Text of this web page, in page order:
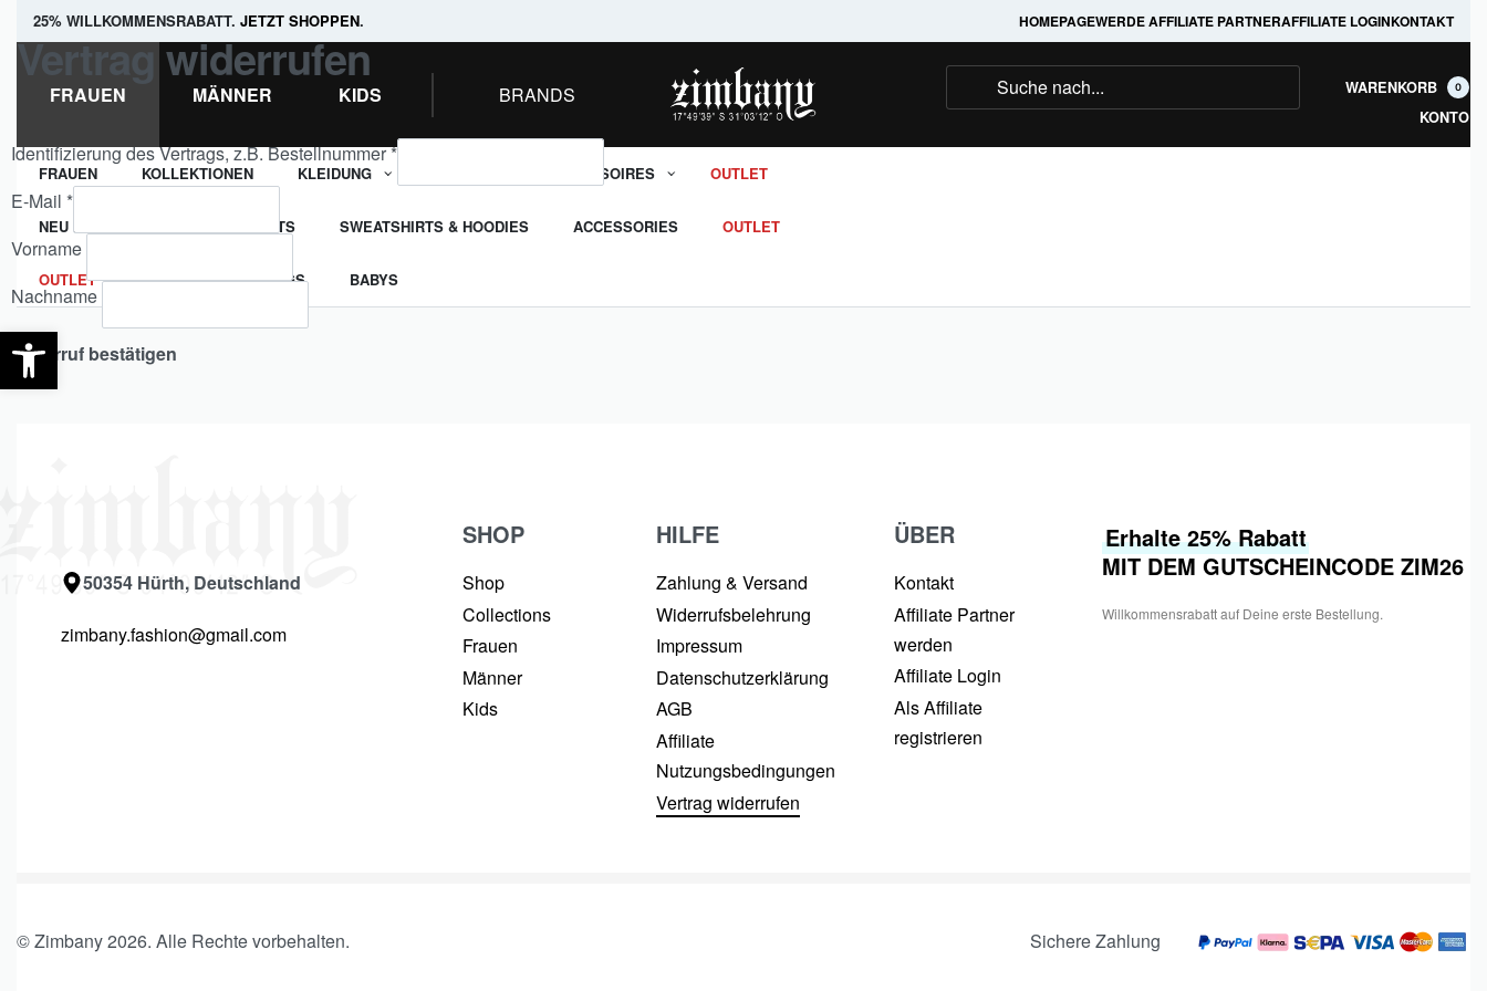
25% WILLKOMMENSRABATT. JETZT SHOPPEN. HOMEPAGEWERDE AFFILIATE PARTNERAFFILIATE LOGINKONTAKT
FRAUEN MÄNNER KIDS BRANDS WARENKORB 0
KONTO
FRAUEN KOLLEKTIONEN KLEIDUNG ACCESSOIRES OUTLET
NEU EINGETROFFEN T-SHIRTS SWEATSHIRTS & HOODIES ACCESSORIES OUTLET
OUTLET MÄDCHEN JUNGS BABYS
Vertrag widerrufen
Identifizierung des Vertrags, z.B. Bestellnummer*
E-Mail *
E-Mail
(wiederholen)*
Vorname
Nachname
Widerruf bestätigen
50354 Hürth, Deutschland
zimbany.fashion@gmail.com
SHOP
Shop
Collections
Frauen
Männer
Kids
HILFE
Zahlung & Versand
Widerrufsbelehrung
Impressum
Datenschutzerklärung
AGB
Affiliate
Nutzungsbedingungen
Vertrag widerrufen
ÜBER
Kontakt
Affiliate Partner
werden
Affiliate Login
Als Affiliate
registrieren
Erhalte 25% Rabatt
MIT DEM GUTSCHEINCODE ZIM26
Willkommensrabatt auf Deine erste Bestellung.
© Zimbany 2026. Alle Rechte vorbehalten. Sichere Zahlung
Instagram
Werkzeugleiste öffnen